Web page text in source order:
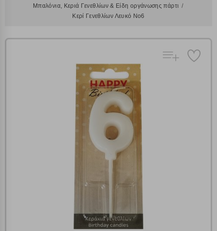
Μπαλόνια, Κεριά Γενεθλίων & Είδη οργάνωσης πάρτι
Κερί Γενεθλίων Λευκό No6
Χρησιμοποιήστε τη για πιο γρήγορη αναζήτηση
εμφανιστούν αποτελέσματα από όλες τις Κατηγορίες και